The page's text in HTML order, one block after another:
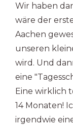
Wir haben
wäre der
Aachen
unseren
wird. Und
eine
Eine wirklich
14 Monaten!
irgendwie